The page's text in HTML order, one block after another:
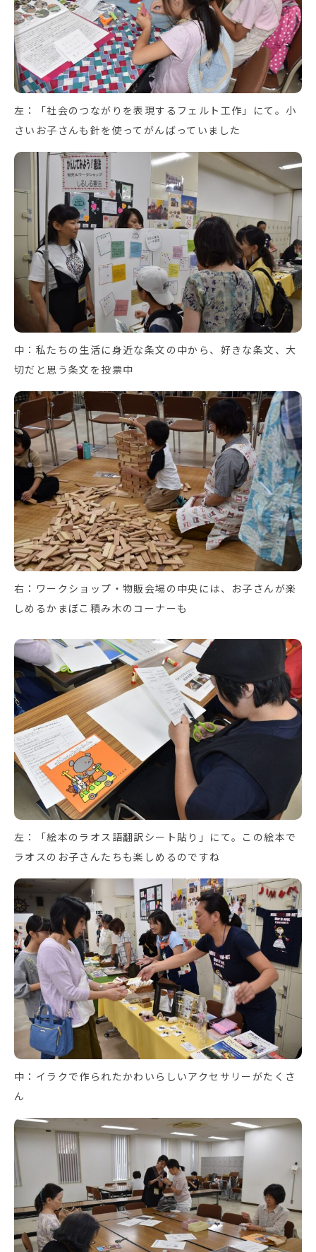
左：「社会のつながりを表現するフェルト工作」にて。小
さいお子さんも針を使ってがんばっていました
中：私たちの生活に身近な条文の中から、好きな条文、大
切だと思う条文を投票中
右：ワークショップ・物販会場の中央には、お子さんが楽
しめるかまぼこ積み木のコーナーも
左：「絵本のラオス語翻訳シート貼り」にて。この絵本で
ラオスのお子さんたちも楽しめるのですね
中：イラクで作られたかわいらしいアクセサリーがたくさ
ん